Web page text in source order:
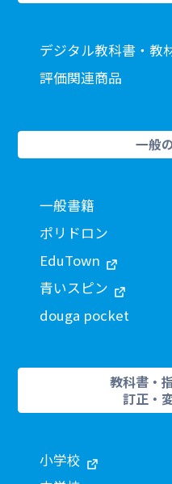
デジタル教科書・教
評価関連商品
一般
一般書籍
ポリドロン
EduTown
青いスピン
douga pocket
教科書・
訂正・
小学校